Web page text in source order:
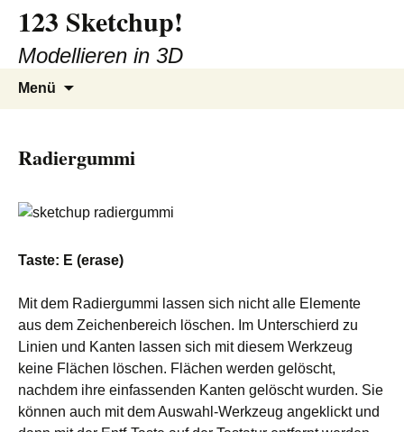
Inhalt
springen
123 Sketchup!
Modellieren in 3D
Menü
Radiergummi
Taste: E (erase)
Mit dem Radiergummi lassen sich nicht alle Elemente
aus dem Zeichenbereich löschen. Im Unterschierd zu
Linien und Kanten lassen sich mit diesem Werkzeug
keine Flächen löschen. Flächen werden gelöscht,
nachdem ihre einfassenden Kanten gelöscht wurden. Sie
können auch mit dem Auswahl-Werkzeug angeklickt und